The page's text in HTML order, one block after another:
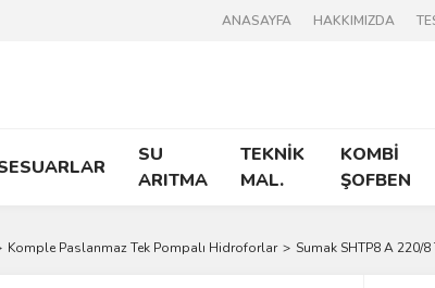
ANASAYFA HAKKIMIZDA
SU
ARITMA
TEKNİK
MAL.
KOMBİ
ŞOFBEN
Komple Paslanmaz Tek Pompalı Hidroforlar Sumak SHTP8 A 220/